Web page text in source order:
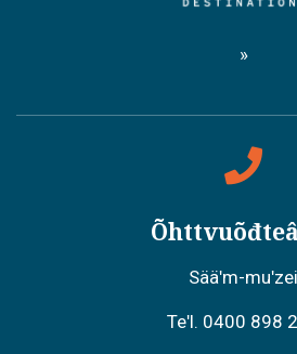
Sääʹm-muʹzei
Teʹl. 0400 898